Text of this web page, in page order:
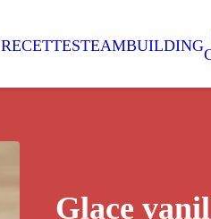
RECETTESTEAMBUILDING
Glace